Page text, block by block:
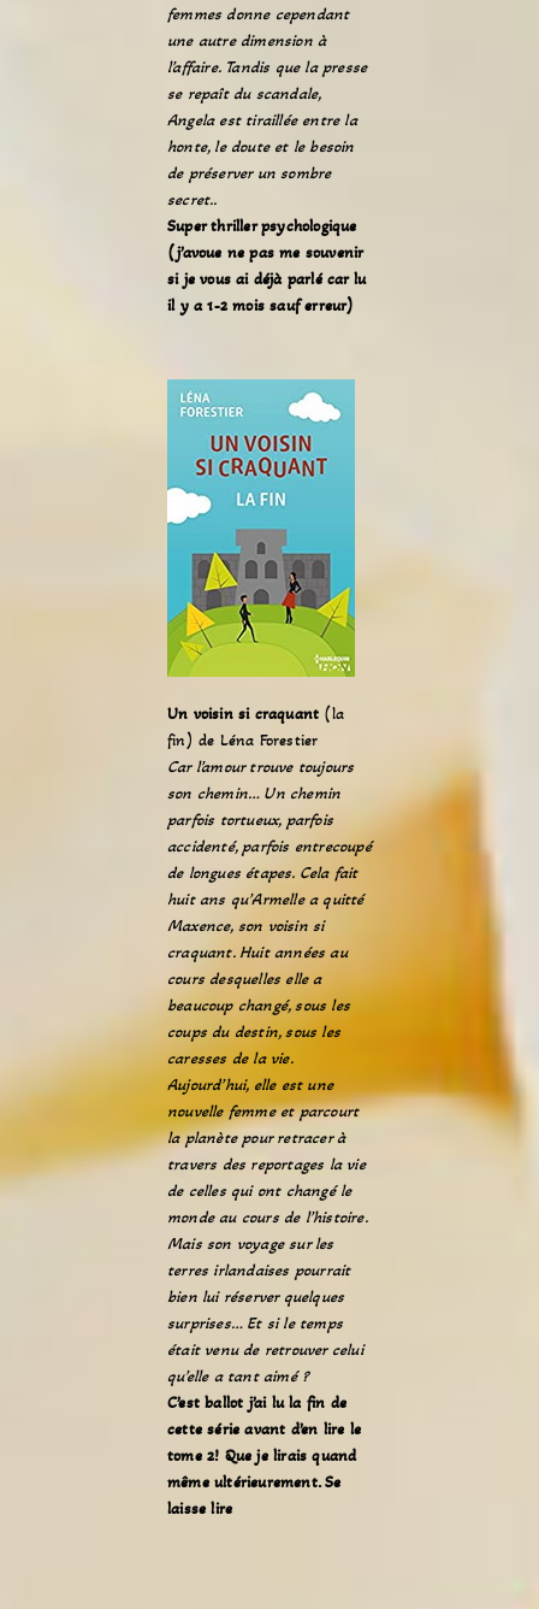
femmes donne cependant
une autre dimension à
l’affaire. Tandis que la presse
se repaît du scandale,
Angela est tiraillée entre la
honte, le doute et le besoin
de préserver un sombre
secret..
Super thriller psychologique
(j’avoue ne pas me souvenir
si je vous ai déjà parlé car lu
il y a 1-2 mois sauf erreur)
Un voisin si craquant (la
fin) de Léna Forestier
Car l’amour trouve toujours
son chemin… Un chemin
parfois tortueux, parfois
accidenté, parfois entrecoupé
de longues étapes. Cela fait
huit ans qu’Armelle a quitté
Maxence, son voisin si
craquant. Huit années au
cours desquelles elle a
beaucoup changé, sous les
coups du destin, sous les
caresses de la vie.
Aujourd’hui, elle est une
nouvelle femme et parcourt
la planète pour retracer à
travers des reportages la vie
de celles qui ont changé le
monde au cours de l’histoire.
Mais son voyage sur les
terres irlandaises pourrait
bien lui réserver quelques
surprises… Et si le temps
était venu de retrouver celui
qu’elle a tant aimé ?
C’est ballot j’ai lu la fin de
cette série avant d’en lire le
tome 2! Que je lirais quand
même ultérieurement. Se
laisse lire